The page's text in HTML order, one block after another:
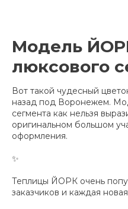
Модель
люксового
Вот такой чудесный
назад под Воронежем.
сегмента как нельзя
оригинальном большом
оформления.
✨
Теплицы ЙОРК очень
заказчиков и каждая